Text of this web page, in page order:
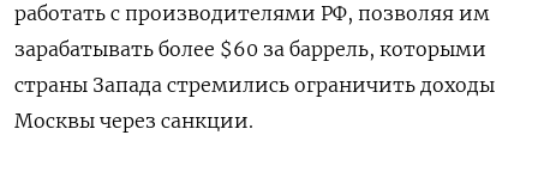
работать с производителями РФ, позволяя им
зарабатывать более $60 за баррель, которыми
страны Запада стремились ограничить доходы
Москвы через санкции.